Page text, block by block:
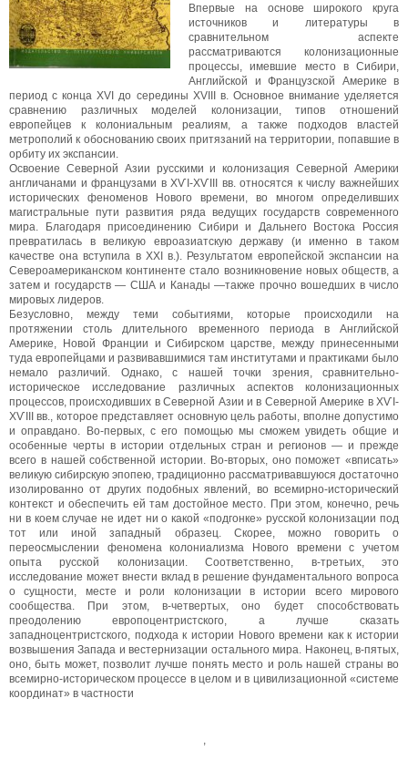
Впервые на основе широкого круга
источников и литературы в
сравнительном аспекте
рассматриваются колонизационные
процессы, имевшие место в Сибири,
Английской и Французской Америке в
период с конца XVI до середины XVIII в. Основное внимание уделяется
сравнению различных моделей колонизации, типов отношений
европейцев к колониальным реалиям, а также подходов властей
метрополий к обоснованию своих притязаний на территории, попавшие в
орбиту их экспансии.
Освоение Северной Азии русскими и колонизация Северной Америки
англичанами и французами в ХѴІ-ХѴІІІ вв. относятся к числу важнейших
исторических феноменов Нового времени, во многом определивших
магистральные пути развития ряда ведущих государств современного
мира. Благодаря присоединению Сибири и Дальнего Востока Россия
превратилась в великую евроазиатскую державу (и именно в таком
качестве она вступила в XXI в.). Результатом европейской экспансии на
Североамериканском континенте стало возникновение новых обществ, а
затем и государств — США и Канады —также прочно вошедших в число
мировых лидеров.
Безусловно, между теми событиями, которые происходили на
протяжении столь длительного временного периода в Английской
Америке, Новой Франции и Сибирском царстве, между принесенными
туда европейцами и развивавшимися там институтами и практиками было
немало различий. Однако, с нашей точки зрения, сравнительно-
историческое исследование различных аспектов колонизационных
процессов, происходивших в Северной Азии и в Северной Америке в ХѴІ-
ХѴІІІ вв., которое представляет основную цель работы, вполне допустимо
и оправдано. Во-первых, с его помощью мы сможем увидеть общие и
особенные черты в истории отдельных стран и регионов — и прежде
всего в нашей собственной истории. Во-вторых, оно поможет «вписать»
великую сибирскую эпопею, традиционно рассматривавшуюся достаточно
изолированно от других подобных явлений, во всемирно-исторический
контекст и обеспечить ей там достойное место. При этом, конечно, речь
ни в коем случае не идет ни о какой «подгонке» русской колонизации под
тот или иной западный образец. Скорее, можно говорить о
переосмыслении феномена колониализма Нового времени с учетом
опыта русской колонизации. Соответственно, в-третьих, это
исследование может внести вклад в решение фундаментального вопроса
о сущности, месте и роли колонизации в истории всего мирового
сообщества. При этом, в-четвертых, оно будет способствовать
преодолению европоцентристского, а лучше сказать
западноцентристского, подхода к истории Нового времени как к истории
возвышения Запада и вестернизации остального мира. Наконец, в-пятых,
оно, быть может, позволит лучше понять место и роль нашей страны во
всемирно-историческом процессе в целом и в цивилизационной «системе
координат» в частности
,